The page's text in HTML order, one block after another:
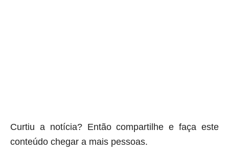
Curtiu a notícia? Então compartilhe e faça este
conteúdo chegar a mais pessoas.